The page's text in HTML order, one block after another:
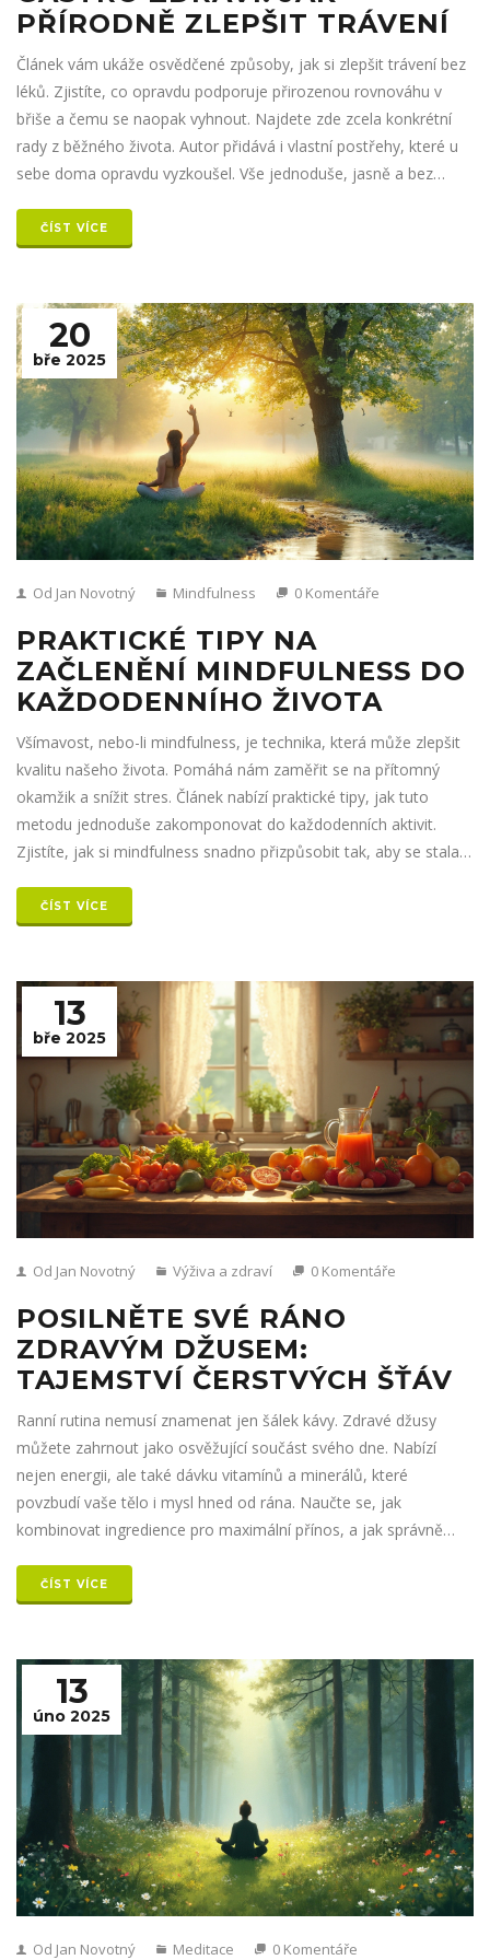
PŘÍRODNĚ ZLEPŠIT TRÁVENÍ
Článek vám ukáže osvědčené způsoby, jak si zlepšit trávení bez
léků. Zjistíte, co opravdu podporuje přirozenou rovnováhu v
břiše a čemu se naopak vyhnout. Najdete zde zcela konkrétní
rady z běžného života. Autor přidává i vlastní postřehy, které u
sebe doma opravdu vyzkoušel. Vše jednoduše, jasně a bez
ČÍST VÍCE
20
bře 2025
Od Jan Novotný Mindfulness 0 Komentáře
PRAKTICKÉ TIPY NA
ZAČLENĚNÍ MINDFULNESS DO
KAŽDODENNÍHO ŽIVOTA
Všímavost, nebo-li mindfulness, je technika, která může zlepšit
kvalitu našeho života. Pomáhá nám zaměřit se na přítomný
okamžik a snížit stres. Článek nabízí praktické tipy, jak tuto
metodu jednoduše zakomponovat do každodenních aktivit.
Zjistíte, jak si mindfulness snadno přizpůsobit tak, aby se stala
ČÍST VÍCE
13
bře 2025
Od Jan Novotný Výživa a zdraví 0 Komentáře
POSILNĚTE SVÉ RÁNO
ZDRAVÝM DŽUSEM:
TAJEMSTVÍ ČERSTVÝCH ŠŤÁV
Ranní rutina nemusí znamenat jen šálek kávy. Zdravé džusy
můžete zahrnout jako osvěžující součást svého dne. Nabízí
nejen energii, ale také dávku vitamínů a minerálů, které
povzbudí vaše tělo i mysl hned od rána. Naučte se, jak
kombinovat ingredience pro maximální přínos, a jak správně
ČÍST VÍCE
13
úno 2025
Od Jan Novotný Meditace 0 Komentáře